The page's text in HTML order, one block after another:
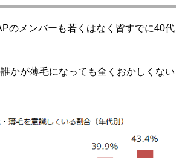
のメンバーも若くはなく皆すでに40代
かが薄毛になっても全くおかしくない